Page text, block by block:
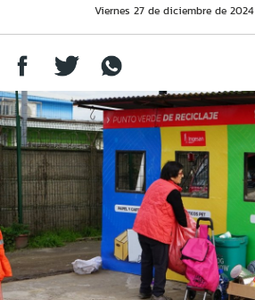
Viernes 27 de diciembre de 2024